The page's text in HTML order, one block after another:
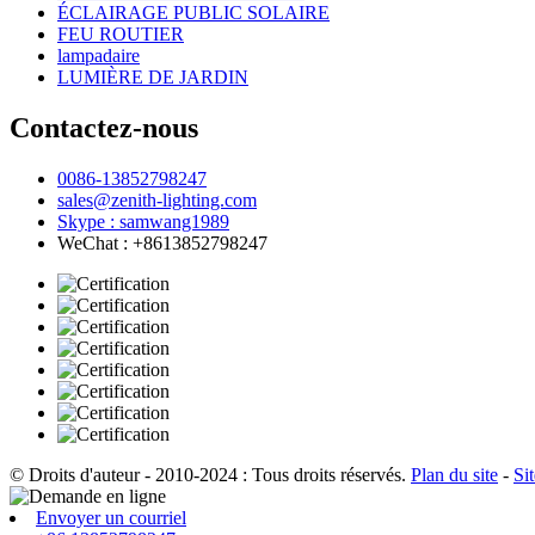
ÉCLAIRAGE PUBLIC SOLAIRE
FEU ROUTIER
lampadaire
LUMIÈRE DE JARDIN
Contactez-nous
0086-13852798247
sales@zenith-lighting.com
Skype : samwang1989
WeChat : +8613852798247
© Droits d'auteur - 2010-2024 : Tous droits réservés. Plan du site -
Envoyer un courriel